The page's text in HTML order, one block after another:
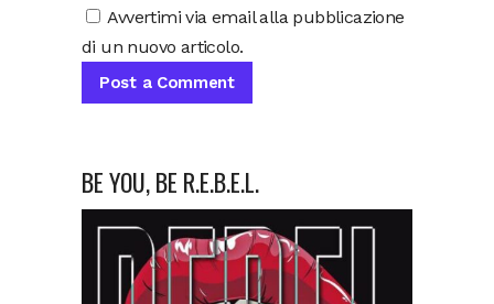
Avvertimi via email alla pubblicazione
di un nuovo articolo.
BE YOU, BE R.E.B.E.L.